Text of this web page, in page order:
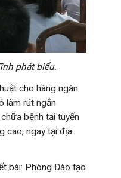
phát biểu.
cho hàng ngàn
làm rút ngắn
bệnh tại tuyến
cao, ngay tại địa
bài: Phòng Đào tạo